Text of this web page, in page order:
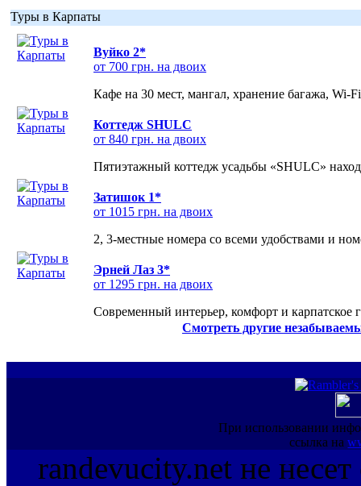
Туры в Карпаты
Вуйко 2*
от 700 грн. на двоих
Кафе на 30 мест, мангал, хранение багажа, Wi-
Коттедж SHULC
от 840 грн. на двоих
Пятиэтажный коттедж усадьбы «SHULC»
Затишок 1*
от 1015 грн. на двоих
2, 3-местные номера со всеми удобствами и
Эрней Лаз 3*
от 1295 грн. на двоих
Современный интерьер, комфорт и карпатское
Смотреть другие
При использовании
ссылка на
randevucity.net не несет